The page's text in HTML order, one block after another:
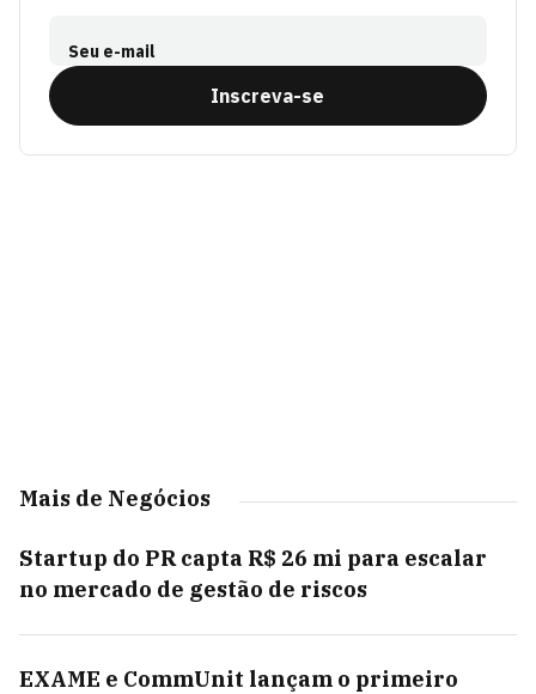
Seu e-mail
Inscreva-se
Mais de Negócios
Startup do PR capta R$ 26 mi para escalar
no mercado de gestão de riscos
EXAME e CommUnit lançam o primeiro